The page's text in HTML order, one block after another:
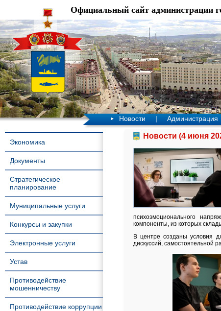
Официальный сайт администрации
Новости | Администрация
Экономика
Документы
Стратегическое
планирование
Муниципальные услуги
Конкурсы и закупки
Электронные услуги
Устав
Противодействие
мошенничеству
Противодействие коррупции
Новости (4 июня
психоэмоционального
компоненты, из которых
В центре созданы условия
дискуссий, самостоятельной